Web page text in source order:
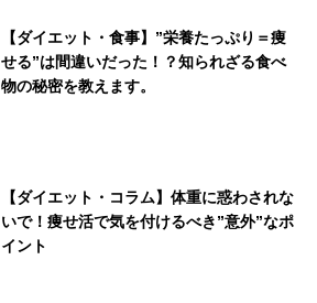
【ダイエット・食事】”栄養たっぷり＝痩
せる”は間違いだった！？知られざる食べ
物の秘密を教えます。
【ダイエット・コラム】体重に惑わされな
いで！痩せ活で気を付けるべき”意外”なポ
イント